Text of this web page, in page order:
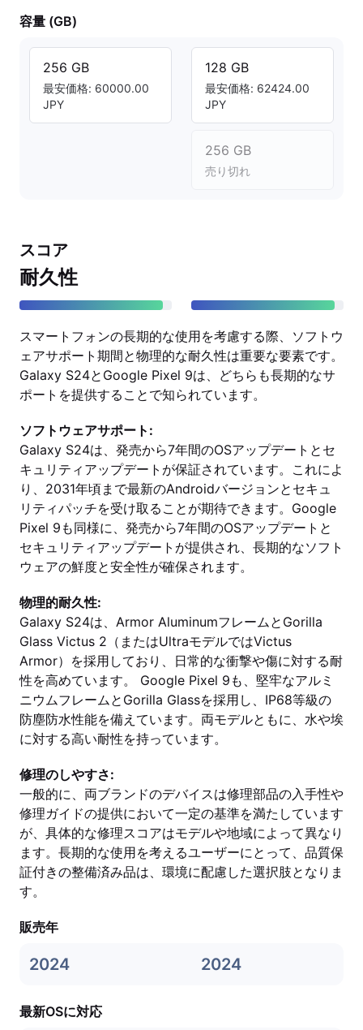
容量 (GB)
256 GB
最安価格: 60000.00
JPY
128 GB
最安価格: 62424.00
JPY
256 GB
売り切れ
スコア
耐久性
スマートフォンの長期的な使用を考慮する際、ソフトウ
ェアサポート期間と物理的な耐久性は重要な要素です。
Galaxy S24とGoogle Pixel 9は、どちらも長期的なサ
ポートを提供することで知られています。
ソフトウェアサポート:
Galaxy S24は、発売から7年間のOSアップデートとセ
キュリティアップデートが保証されています。これによ
り、2031年頃まで最新のAndroidバージョンとセキュ
リティパッチを受け取ることが期待できます。Google
Pixel 9も同様に、発売から7年間のOSアップデートと
セキュリティアップデートが提供され、長期的なソフト
ウェアの鮮度と安全性が確保されます。
物理的耐久性:
Galaxy S24は、Armor AluminumフレームとGorilla
Glass Victus 2（またはUltraモデルではVictus
Armor）を採用しており、日常的な衝撃や傷に対する耐
性を高めています。 Google Pixel 9も、堅牢なアルミ
ニウムフレームとGorilla Glassを採用し、IP68等級の
防塵防水性能を備えています。両モデルともに、水や埃
に対する高い耐性を持っています。
修理のしやすさ:
一般的に、両ブランドのデバイスは修理部品の入手性や
修理ガイドの提供において一定の基準を満たしています
が、具体的な修理スコアはモデルや地域によって異なり
ます。長期的な使用を考えるユーザーにとって、品質保
証付きの整備済み品は、環境に配慮した選択肢となりま
す。
販売年
2024 2024
最新OSに対応